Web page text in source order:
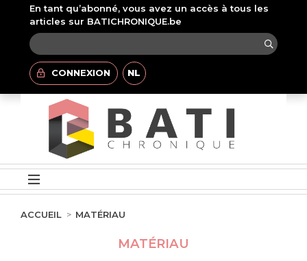
En tant qu’abonné, vous avez un accès à tous les
articles sur BATICHRONIQUE.be
CONNEXION NL
ACCUEIL MATÉRIAU
MATÉRIAU